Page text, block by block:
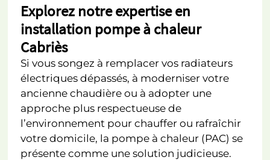
Explorez notre expertise en
installation pompe à chaleur
Cabriès
Si vous songez à remplacer vos radiateurs
électriques dépassés, à moderniser votre
ancienne chaudière ou à adopter une
approche plus respectueuse de
l’environnement pour chauffer ou rafraîchir
votre domicile, la pompe à chaleur (PAC) se
présente comme une solution judicieuse.